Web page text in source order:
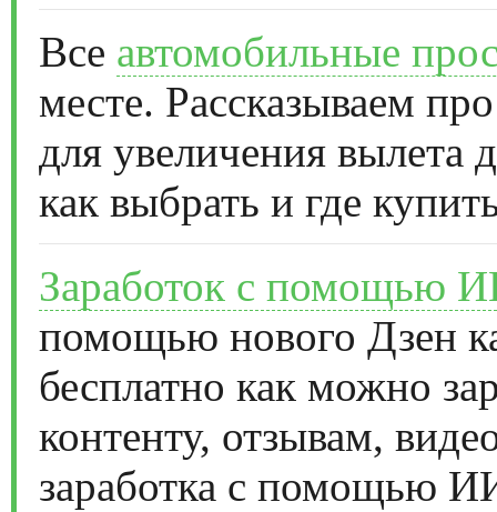
Все автомобильные
месте. Рассказываем
для увеличения вылета
как выбрать и где
Заработок с помощью
помощью нового Дзен
бесплатно как можно
контенту, отзывам,
заработка с помощью